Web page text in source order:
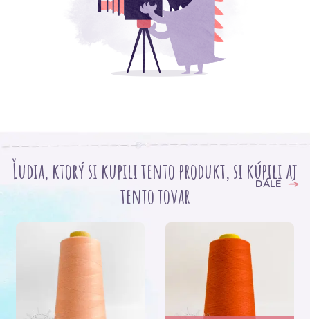
Ľudia, ktorý si kupili tento produkt, si kúpili aj
tento tovar
DÁLE